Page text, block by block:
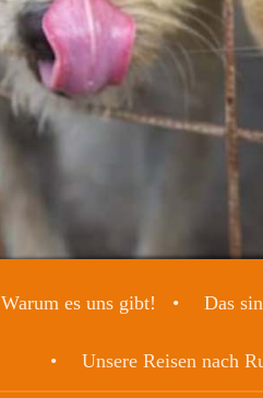
Warum es uns gibt! Das
Unsere Reisen nach